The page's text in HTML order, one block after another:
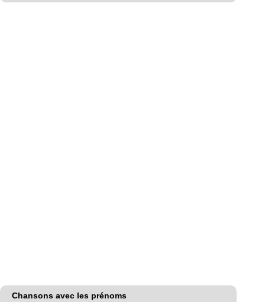
Chansons avec les prénoms